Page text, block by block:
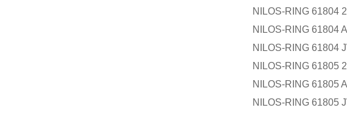
NILOS-RING 61804
NILOS-RING 61804
NILOS-RING 61804
NILOS-RING 61805
NILOS-RING 61805
NILOS-RING 61805